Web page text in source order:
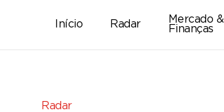
Início Radar
Mercado &
Finanças
Radar